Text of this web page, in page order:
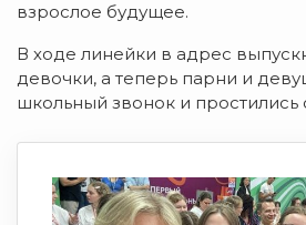
взрослое будущее.
В ходе линейки в адрес
девочки, а теперь парни и
школьный звонок и простились